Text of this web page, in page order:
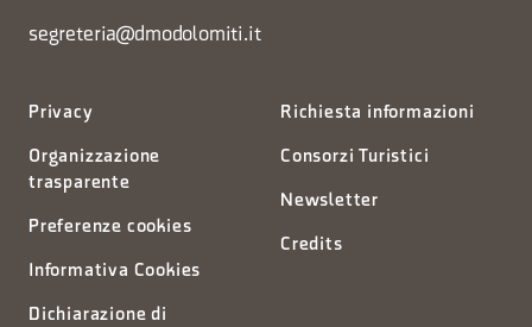
segreteria@dmodolomiti.it
Privacy
Organizzazione
trasparente
Preferenze cookies
Informativa Cookies
Dichiarazione di
Richiesta informazioni
Consorzi Turistici
Newsletter
Credits